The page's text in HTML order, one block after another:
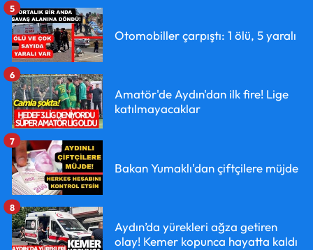
Otomobiller çarpıştı: 1 ölü, 5 yaralı
5
Amatör'de Aydın'dan ilk fire! Lige
katılmayacaklar
6
Bakan Yumaklı'dan çiftçilere müjde
7
Aydın’da yürekleri ağza getiren
olay! Kemer kopunca hayatta kaldı
8